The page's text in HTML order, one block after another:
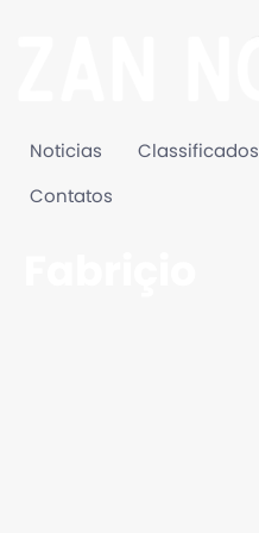
Noticias Classificados
Contatos